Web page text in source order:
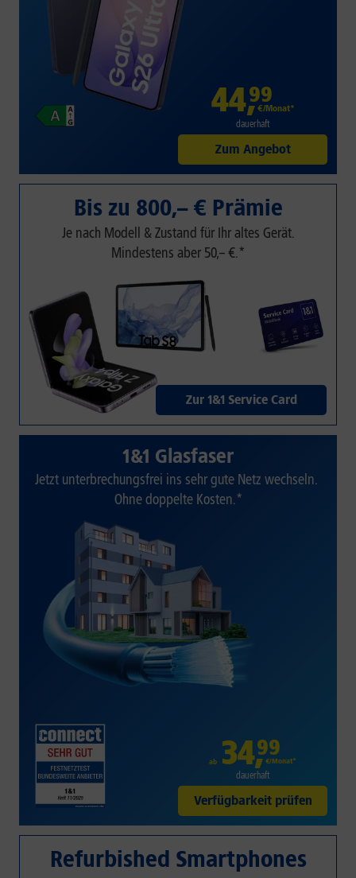
44,99
€/Monat*
dauerhaft
Zum Angebot
Bis zu 800,– € Prämie
Je nach Modell & Zustand für Ihr altes Gerät.
Mindestens aber 50,– €.*
Zur 1&1 Service Card
1&1 Glasfaser
Jetzt unterbrechungsfrei ins sehr gute Netz wechseln.
Ohne doppelte Kosten.*
ab 34,99
€/Monat*
dauerhaft
Verfügbarkeit prüfen
Refurbished Smartphones